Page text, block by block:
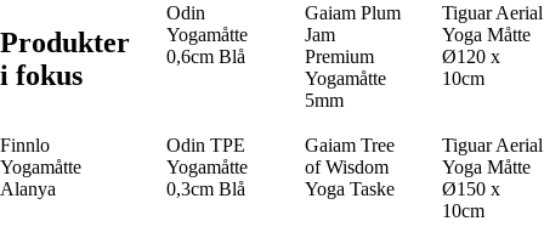
Produkter
i fokus
Odin
Yogamåtte
0,6cm Blå
Gaiam Plum
Jam
Premium
Yogamåtte
5mm
Tiguar Aerial
Yoga Måtte
Ø120 x
10cm
Finnlo
Yogamåtte
Alanya
Odin TPE
Yogamåtte
0,3cm Blå
Gaiam Tree
of Wisdom
Yoga Taske
Tiguar Aerial
Yoga Måtte
Ø150 x
10cm